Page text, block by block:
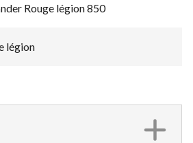
Rouge légion 850
légion